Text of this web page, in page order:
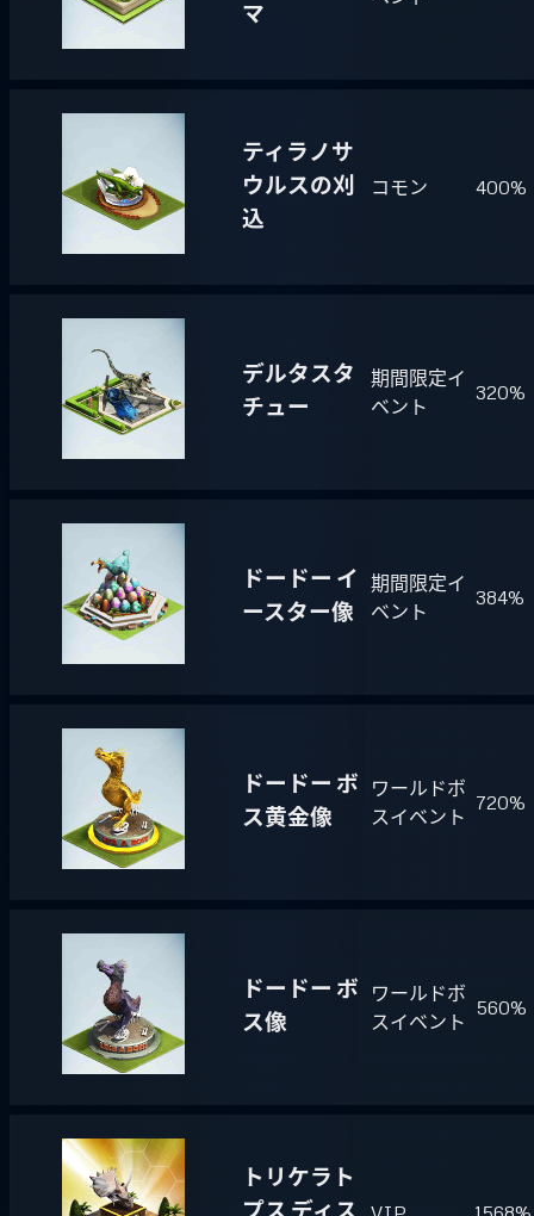
マ
ティラノサ
ウルスの刈
込
コモン 400%
デルタスタ
チュー
期間限定イ
ベント
320%
ドードー イ
ースター像
期間限定イ
ベント
384%
ドードー ボ
ス黄金像
ワールドボ
スイベント
720%
ドードー ボ
ス像
ワールドボ
スイベント
560%
トリケラト